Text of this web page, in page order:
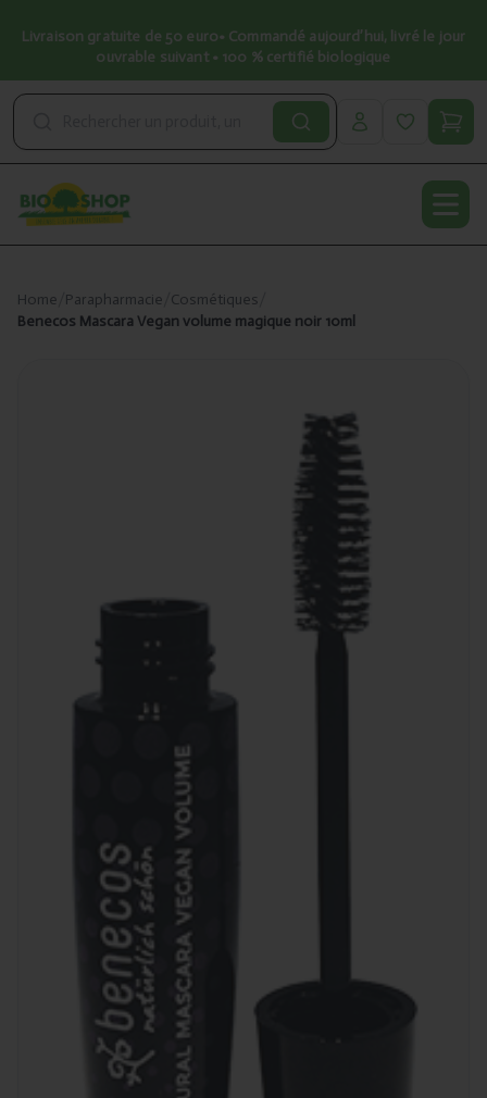
Livraison gratuite de 50 euro• Commandé aujourd’hui, livré le jour
ouvrable suivant • 100 % certifié biologique
Home Parapharmacie Cosmétiques
Benecos Mascara Vegan volume magique noir 10ml